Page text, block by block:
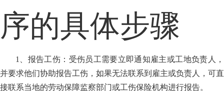
序的具体步骤
1、报告工伤：受伤员工需要立即通知雇主或工地负责人，
并要求他们协助报告工伤，如果无法联系到雇主或负责人，可直
接联系当地的劳动保障监察部门或工伤保险机构进行报告。